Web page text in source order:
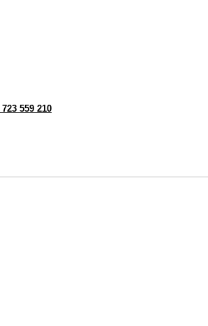
559 210